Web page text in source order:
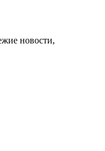
новости,